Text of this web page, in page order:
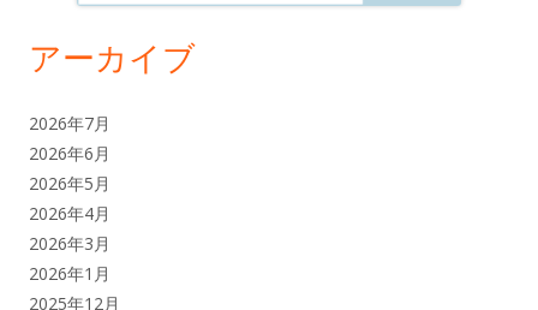
アーカイブ
2026年7月
2026年6月
2026年5月
2026年4月
2026年3月
2026年1月
2025年12月